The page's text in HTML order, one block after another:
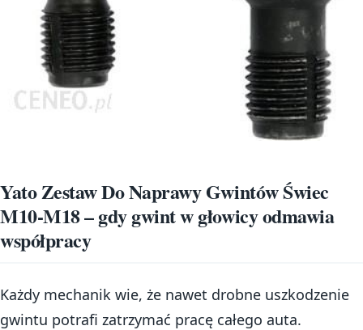
Yato Zestaw Do Naprawy Gwintów Świec
M10-M18 – gdy gwint w głowicy odmawia
współpracy
Każdy mechanik wie, że nawet drobne uszkodzenie
gwintu potrafi zatrzymać pracę całego auta.